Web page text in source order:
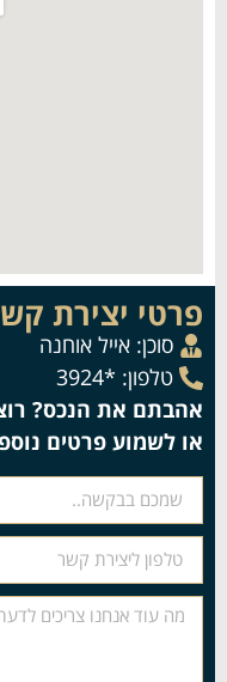
פרטי יצירת
סוכן: אייל אוחנה
טלפון: *3924
אהבתם את הנכס?
או לשמוע פרטים